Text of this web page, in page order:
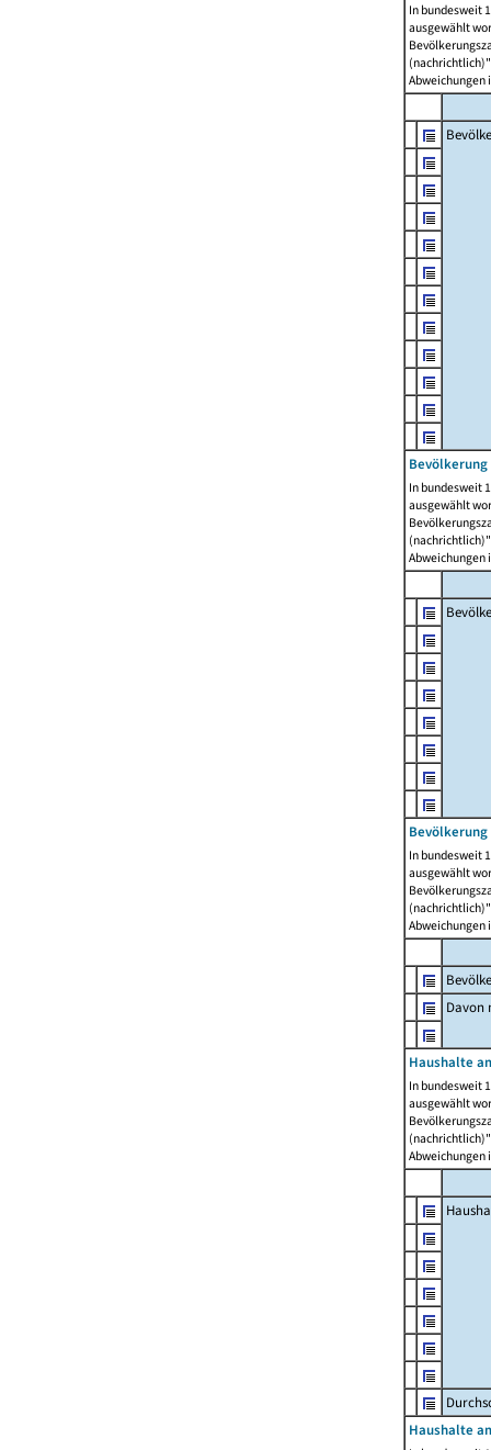
In bundesweit
ausgewählt
Abweichungen
In bundesweit
ausgewählt
Abweichungen
In bundesweit
ausgewählt
Abweichungen
Davon
Haushalte
In bundesweit
ausgewählt
Abweichungen
Haushalte